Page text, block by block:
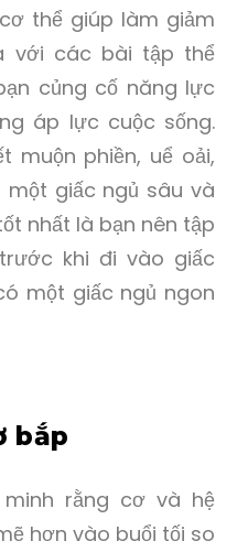
thể giúp làm giảm
với các bài tập thể
củng cố năng lực
áp lực cuộc sống.
muộn phiền, uể oải,
giấc ngủ sâu và
nhất là bạn nên tập
khi đi vào giấc
một giấc ngủ ngon
bắp
rằng cơ và hệ
hơn vào buổi tối so